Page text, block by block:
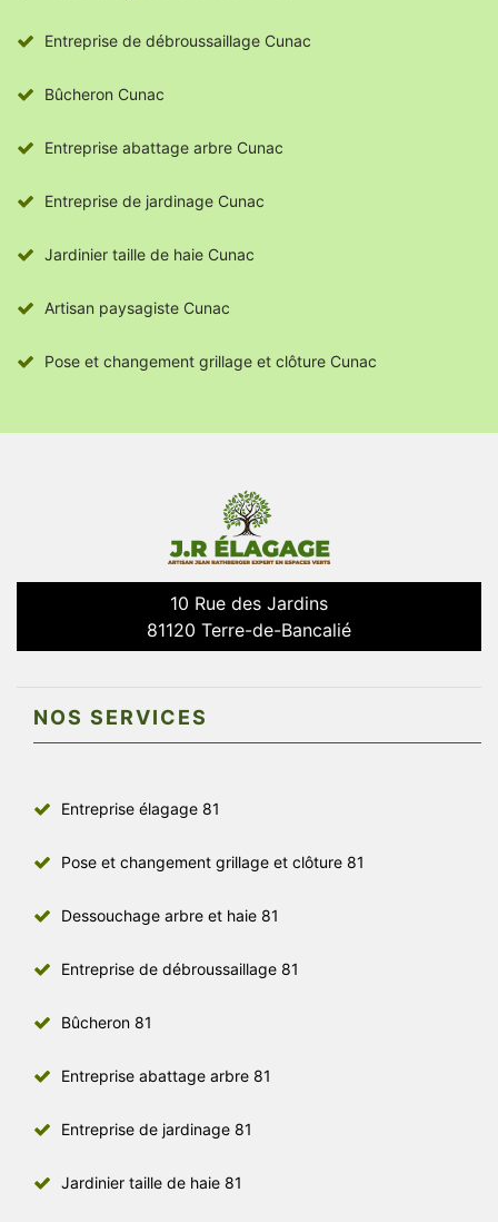
Entreprise de débroussaillage Cunac
Bûcheron Cunac
Entreprise abattage arbre Cunac
Entreprise de jardinage Cunac
Jardinier taille de haie Cunac
Artisan paysagiste Cunac
Pose et changement grillage et clôture Cunac
10 Rue des Jardins
81120 Terre-de-Bancalié
NOS SERVICES
Entreprise élagage 81
Pose et changement grillage et clôture 81
Dessouchage arbre et haie 81
Entreprise de débroussaillage 81
Bûcheron 81
Entreprise abattage arbre 81
Entreprise de jardinage 81
Jardinier taille de haie 81